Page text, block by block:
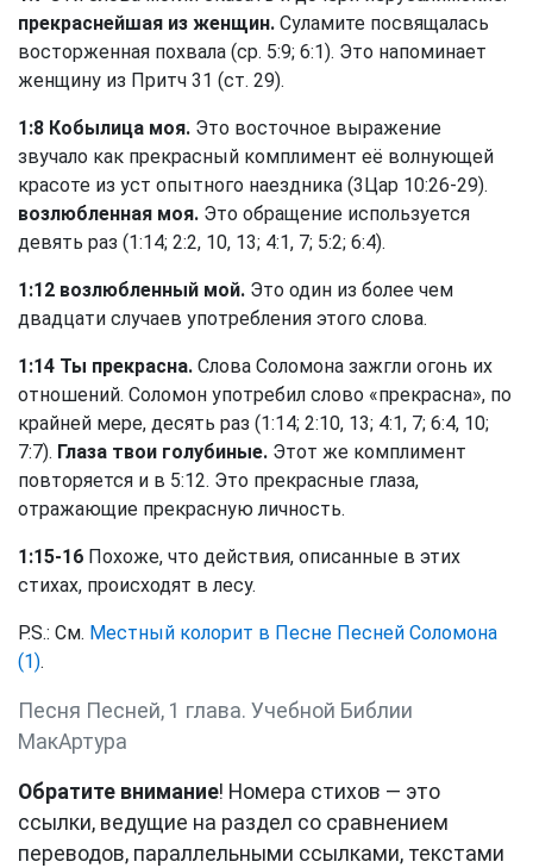
прекраснейшая из женщин. Суламите посвящалась
восторженная похвала (ср. 5:9; 6:1). Это напоминает
женщину из Притч 31 (ст. 29).
1:8 Кобылица моя. Это восточное выражение
звучало как прекрасный комплимент её волнующей
красоте из уст опытного наездника (3Цар 10:26-29).
возлюбленная моя. Это обращение используется
девять раз (1:14; 2:2, 10, 13; 4:1, 7; 5:2; 6:4).
1:12 возлюбленный мой. Это один из более чем
двадцати случаев употребления этого слова.
1:14 Ты прекрасна. Слова Соломона зажгли огонь их
отношений. Соломон употребил слово «прекрасна», по
крайней мере, десять раз (1:14; 2:10, 13; 4:1, 7; 6:4, 10;
7:7). Глаза твои голубиные. Этот же комплимент
повторяется и в 5:12. Это прекрасные глаза,
отражающие прекрасную личность.
1:15-16 Похоже, что действия, описанные в этих
стихах, происходят в лесу.
P.S.: См. Местный колорит в Песне Песней Соломона
(1).
Песня Песней, 1 глава. Учебной Библии
МакАртура
Обратите внимание! Номера стихов — это
ссылки, ведущие на раздел со сравнением
переводов, параллельными ссылками, текстами